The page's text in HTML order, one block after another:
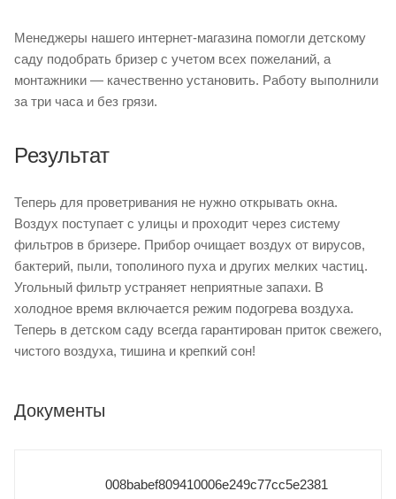
Менеджеры нашего интернет-магазина помогли детскому
саду подобрать бризер с учетом всех пожеланий, а
монтажники — качественно установить. Работу выполнили
за три часа и без грязи.
Результат
Теперь для проветривания не нужно открывать окна.
Воздух поступает с улицы и проходит через систему
фильтров в бризере. Прибор очищает воздух от вирусов,
бактерий, пыли, тополиного пуха и других мелких частиц.
Угольный фильтр устраняет неприятные запахи. В
холодное время включается режим подогрева воздуха.
Теперь в детском саду всегда гарантирован приток свежего,
чистого воздуха, тишина и крепкий сон!
Документы
008babef809410006e249c77cc5e2381